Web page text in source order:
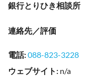
銀行とりひき相談所
連絡先／評価
電話:088-823-3228
ウェブサイト : n/a